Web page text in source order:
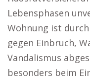
Lebensphasen
Wohnung ist
gegen Einbruch,
Vandalismus
besonders beim